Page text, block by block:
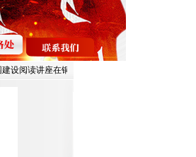
读讲座在铜陵市铜都小学成功举办